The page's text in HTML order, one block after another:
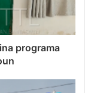
programa